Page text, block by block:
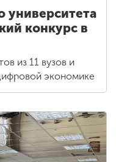
университета
конкурс в
из 11 вузов и
экономике